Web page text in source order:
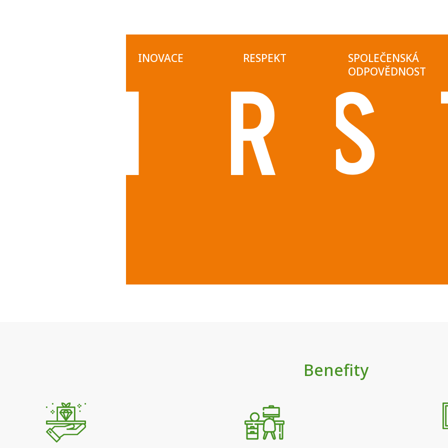
INOVACE RESPEKT
SPOLEČENSKÁ
ODPOVĚDNOST
Benefity